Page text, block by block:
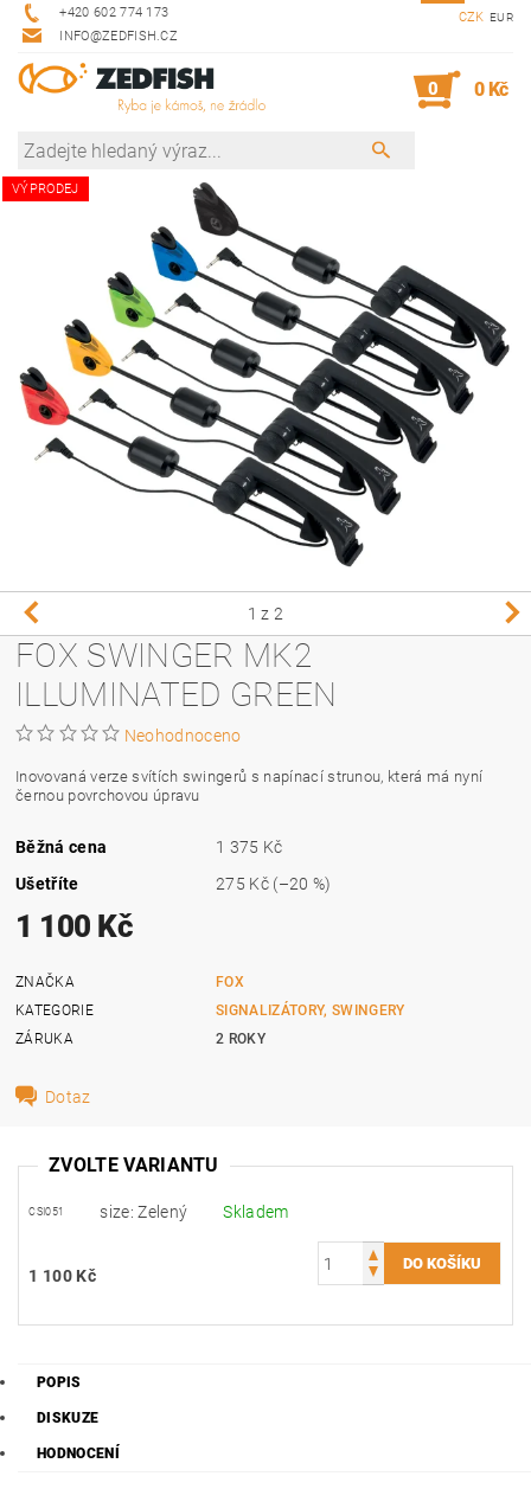
+420 602 774 173
INFO@ZEDFISH.CZ
CZK EUR
0 0 Kč
VÝPRODEJ
1 z 2
FOX SWINGER MK2
ILLUMINATED GREEN
Neohodnoceno
Inovovaná verze svítích swingerů s napínací strunou, která má nyní
černou povrchovou úpravu
Běžná cena
1 375 Kč
Ušetříte
275 Kč (–20 %)
1 100 Kč
ZNAČKA
FOX
KATEGORIE
SIGNALIZÁTORY, SWINGERY
ZÁRUKA
2 ROKY
Dotaz
ZVOLTE VARIANTU
CSI051 size: Zelený Skladem
1 100 Kč
POPIS
DISKUZE
HODNOCENÍ